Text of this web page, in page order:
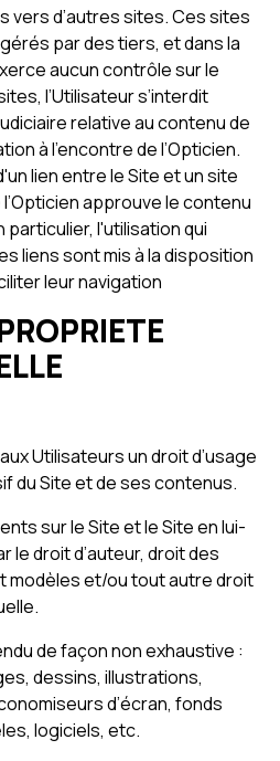
vers d’autres sites. Ces sites
par des tiers, et dans la
aucun contrôle sur le
l’Utilisateur s’interdit
relative au contenu de
à l’encontre de l’Opticien.
lien entre le Site et un site
approuve le contenu
l'utilisation qui
liens sont mis à la disposition
leur navigation
Utilisateurs un droit d’usage
du Site et de ses contenus.
sur le Site et le Site en lui-
droit d’auteur, droit des
modèles et/ou tout autre droit
de façon non exhaustive :
dessins, illustrations,
d’écran, fonds
logiciels, etc.